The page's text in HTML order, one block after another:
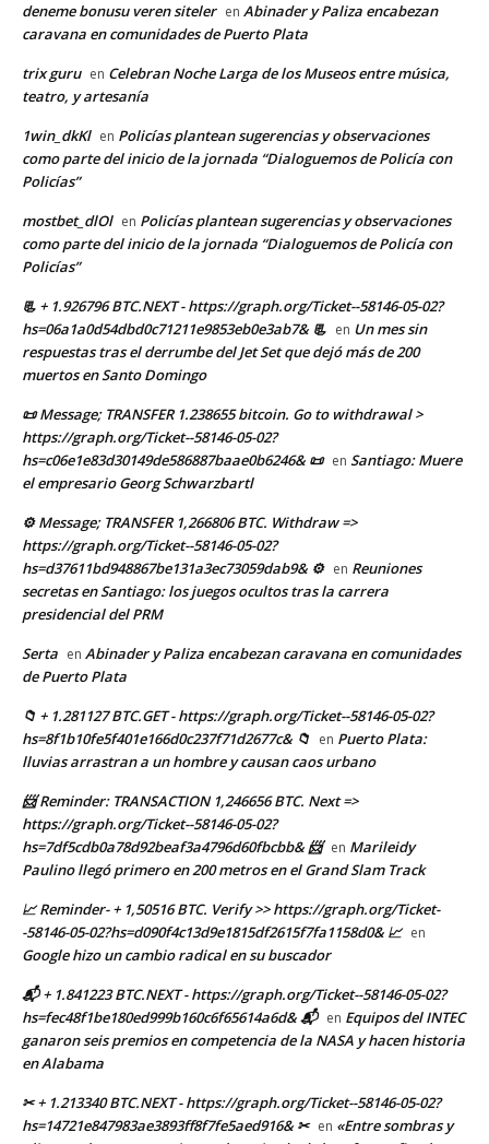
deneme bonusu veren siteler en Abinader y Paliza encabezan
caravana en comunidades de Puerto Plata
trix guru en Celebran Noche Larga de los Museos entre música,
teatro, y artesanía
1win_dkKl en Policías plantean sugerencias y observaciones
como parte del inicio de la jornada “Dialoguemos de Policía con
Policías”
mostbet_dlOl en Policías plantean sugerencias y observaciones
como parte del inicio de la jornada “Dialoguemos de Policía con
Policías”
📃 + 1.926796 BTC.NEXT - https://graph.org/Ticket--58146-05-02?
hs=06a1a0d54dbd0c71211e9853eb0e3ab7& 📃 en Un mes sin
respuestas tras el derrumbe del Jet Set que dejó más de 200
muertos en Santo Domingo
📜 Message; TRANSFER 1.238655 bitcoin. Go to withdrawal >
https://graph.org/Ticket--58146-05-02?
hs=c06e1e83d30149de586887baae0b6246& 📜 en Santiago: Muere
el empresario Georg Schwarzbartl
⚙ Message; TRANSFER 1,266806 BTC. Withdraw =>
https://graph.org/Ticket--58146-05-02?
hs=d37611bd948867be131a3ec73059dab9& ⚙ en Reuniones
secretas en Santiago: los juegos ocultos tras la carrera
presidencial del PRM
Serta en Abinader y Paliza encabezan caravana en comunidades
de Puerto Plata
📁 + 1.281127 BTC.GET - https://graph.org/Ticket--58146-05-02?
hs=8f1b10fe5f401e166d0c237f71d2677c& 📁 en Puerto Plata:
lluvias arrastran a un hombre y causan caos urbano
📨 Reminder: TRANSACTION 1,246656 BTC. Next =>
https://graph.org/Ticket--58146-05-02?
hs=7df5cdb0a78d92beaf3a4796d60fbcbb& 📨 en Marileidy
Paulino llegó primero en 200 metros en el Grand Slam Track
📈 Reminder- + 1,50516 BTC. Verify >> https://graph.org/Ticket-
-58146-05-02?hs=d090f4c13d9e1815df2615f7fa1158d0& 📈 en
Google hizo un cambio radical en su buscador
📬 + 1.841223 BTC.NEXT - https://graph.org/Ticket--58146-05-02?
hs=fec48f1be180ed999b160c6f65614a6d& 📬 en Equipos del INTEC
ganaron seis premios en competencia de la NASA y hacen historia
en Alabama
✂ + 1.213340 BTC.NEXT - https://graph.org/Ticket--58146-05-02?
hs=14721e847983ae3893ff8f7fe5aed916& ✂ en «Entre sombras y